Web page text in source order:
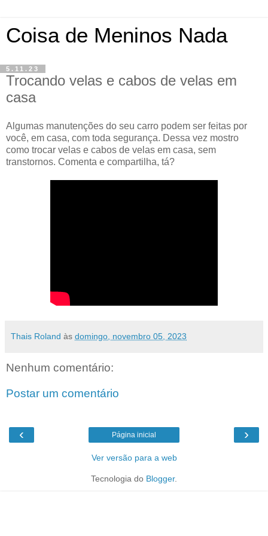
Coisa de Meninos Nada
5.11.23
Trocando velas e cabos de velas em
casa
Algumas manutenções do seu carro podem ser feitas por
você, em casa, com toda segurança. Dessa vez mostro
como trocar velas e cabos de velas em casa, sem
transtornos. Comenta e compartilha, tá?
Thais Roland às domingo, novembro 05, 2023
Nenhum comentário:
Postar um comentário
‹ ›
Página inicial
Ver versão para a web
Tecnologia do Blogger.